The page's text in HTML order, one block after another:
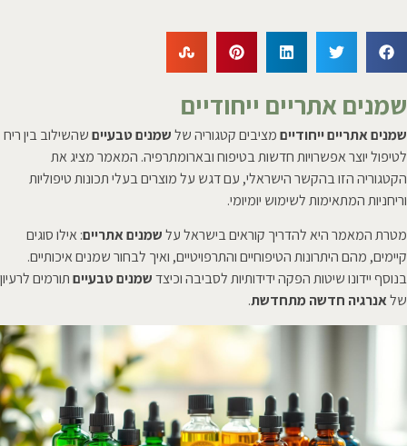
שמנים אתריים ייחודיים
שמנים אתריים ייחודייםמציבים קטגוריה שלשמנים טבעייםשהשילוב בין ריח
לטיפול יוצר אפשרויות חדשות בטיפוח ובארומתרפיה. המאמר מציג את
הקטגוריה הזו בהקשר הישראלי, עם דגש על מוצרים בעלי תכונות טיפוליות
וריחניות המתאימות לשימוש יומיומי.
מטרת המאמר היא להדריך קוראים בישראל עלשמנים אתריים: אילו סוגים
קיימים, מהם היתרונות הטיפוחיים והתרפויטיים, ואיך לבחור שמנים איכותיים.
בנוסף יידונו שיטות הפקה ידידותיות לסביבה וכיצדשמנים טבעייםתורמים לרעיון
שלאנרגיה חדשה מתחדשת.